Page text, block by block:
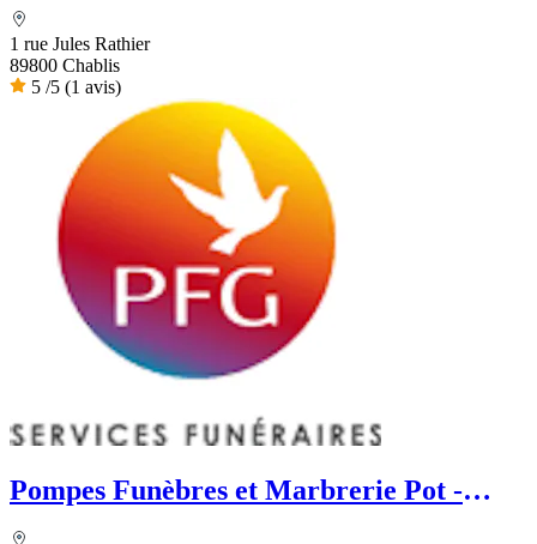
1 rue Jules Rathier
89800 Chablis
5 /5 (1 avis)
Pompes Funèbres et Marbrerie Pot -